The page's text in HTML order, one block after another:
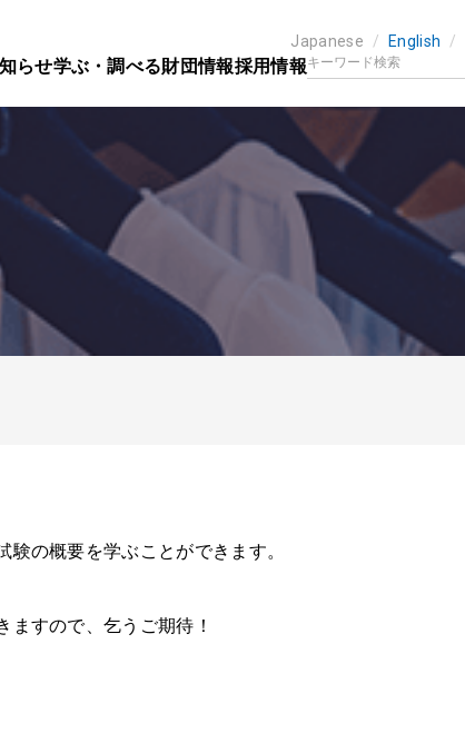
Japanese English
らせ学ぶ・調べる財団情報採用情報
験の概要を学ぶことができます。
ますので、乞うご期待！